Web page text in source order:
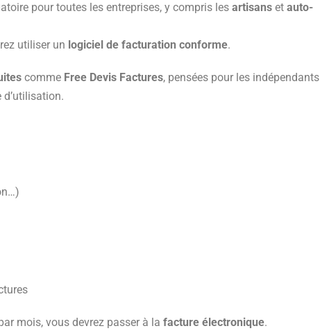
pour toutes les entreprises, y compris les artisanset auto-
utiliser un logiciel de facturation conforme.
comme Free Devis Factures, pensées pour les indépendants
mois, vous devrez passer à la facture électronique.